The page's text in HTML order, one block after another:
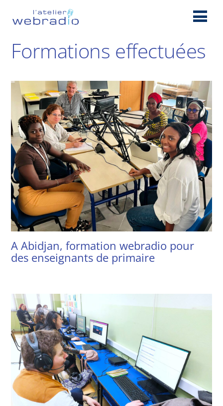
Formations effectuées
A Abidjan, formation webradio pour
des enseignants de primaire